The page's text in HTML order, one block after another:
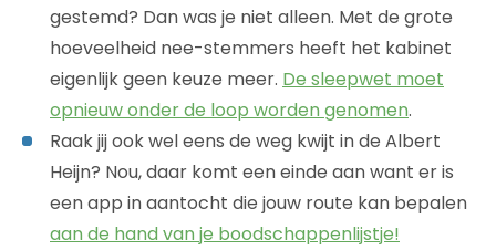
gestemd? Dan was je niet alleen. Met de grote
hoeveelheid nee-stemmers heeft het kabinet
eigenlijk geen keuze meer. De sleepwet moet
opnieuw onder de loop worden genomen.
Raak jij ook wel eens de weg kwijt in de Albert
Heijn? Nou, daar komt een einde aan want er is
een app in aantocht die jouw route kan bepalen
aan de hand van je boodschappenlijstje!